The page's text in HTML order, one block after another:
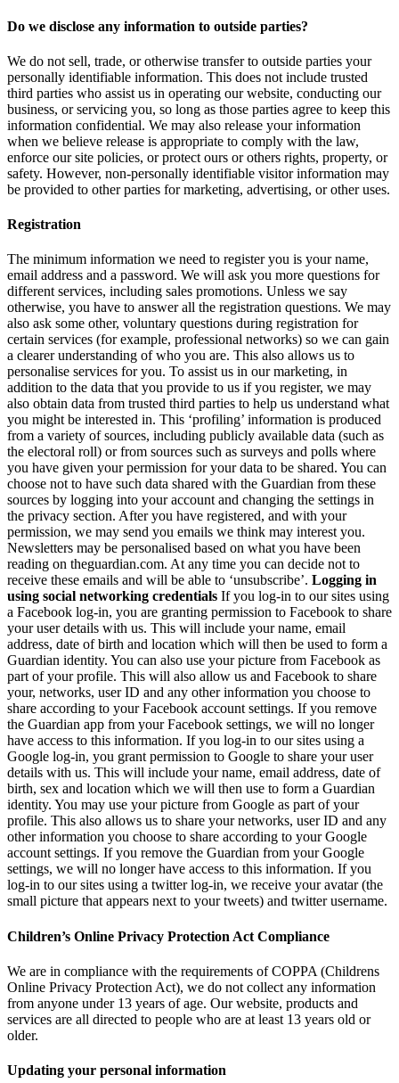
Do we disclose any information to outside parties?
We do not sell, trade, or otherwise transfer to outside parties your
personally identifiable information. This does not include trusted
third parties who assist us in operating our website, conducting our
business, or servicing you, so long as those parties agree to keep this
information confidential. We may also release your information
when we believe release is appropriate to comply with the law,
enforce our site policies, or protect ours or others rights, property, or
safety. However, non-personally identifiable visitor information may
be provided to other parties for marketing, advertising, or other uses.
Registration
The minimum information we need to register you is your name,
email address and a password. We will ask you more questions for
different services, including sales promotions. Unless we say
otherwise, you have to answer all the registration questions. We may
also ask some other, voluntary questions during registration for
certain services (for example, professional networks) so we can gain
a clearer understanding of who you are. This also allows us to
personalise services for you. To assist us in our marketing, in
addition to the data that you provide to us if you register, we may
also obtain data from trusted third parties to help us understand what
you might be interested in. This ‘profiling’ information is produced
from a variety of sources, including publicly available data (such as
the electoral roll) or from sources such as surveys and polls where
you have given your permission for your data to be shared. You can
choose not to have such data shared with the Guardian from these
sources by logging into your account and changing the settings in
the privacy section. After you have registered, and with your
permission, we may send you emails we think may interest you.
Newsletters may be personalised based on what you have been
reading on theguardian.com. At any time you can decide not to
receive these emails and will be able to ‘unsubscribe’. Logging in
using social networking credentials If you log-in to our sites using
a Facebook log-in, you are granting permission to Facebook to share
your user details with us. This will include your name, email
address, date of birth and location which will then be used to form a
Guardian identity. You can also use your picture from Facebook as
part of your profile. This will also allow us and Facebook to share
your, networks, user ID and any other information you choose to
share according to your Facebook account settings. If you remove
the Guardian app from your Facebook settings, we will no longer
have access to this information. If you log-in to our sites using a
Google log-in, you grant permission to Google to share your user
details with us. This will include your name, email address, date of
birth, sex and location which we will then use to form a Guardian
identity. You may use your picture from Google as part of your
profile. This also allows us to share your networks, user ID and any
other information you choose to share according to your Google
account settings. If you remove the Guardian from your Google
settings, we will no longer have access to this information. If you
log-in to our sites using a twitter log-in, we receive your avatar (the
small picture that appears next to your tweets) and twitter username.
Children’s Online Privacy Protection Act Compliance
We are in compliance with the requirements of COPPA (Childrens
Online Privacy Protection Act), we do not collect any information
from anyone under 13 years of age. Our website, products and
services are all directed to people who are at least 13 years old or
older.
Updating your personal information